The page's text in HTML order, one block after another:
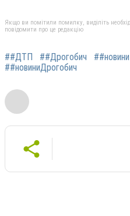
Якщо ви помітили помилку, виділіть
повідомити про це редакцію
##ДТП ##Дрогобич ##новини
##новиниДрогобич